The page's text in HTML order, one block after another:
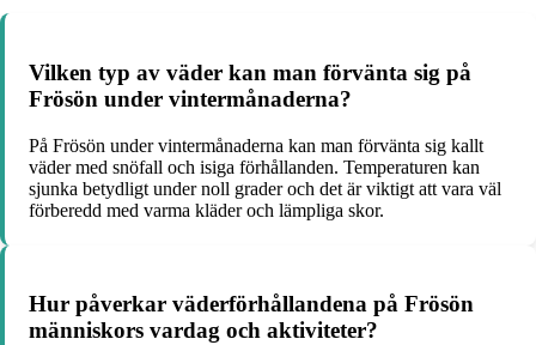
Vilken typ av väder kan man förvänta sig på
Frösön under vintermånaderna?
På Frösön under vintermånaderna kan man förvänta sig kallt
väder med snöfall och isiga förhållanden. Temperaturen kan
sjunka betydligt under noll grader och det är viktigt att vara väl
förberedd med varma kläder och lämpliga skor.
Hur påverkar väderförhållandena på Frösön
människors vardag och aktiviteter?